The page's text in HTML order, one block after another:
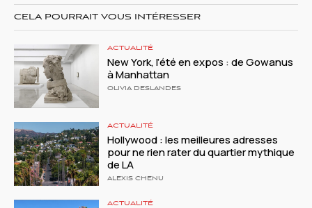
CELA POURRAIT VOUS INTÉRESSER
ACTUALITÉ
New York, l’été en expos : de Gowanus
à Manhattan
OLIVIA DESLANDES
ACTUALITÉ
Hollywood : les meilleures adresses
pour ne rien rater du quartier mythique
de LA
ALEXIS CHENU
ACTUALITÉ